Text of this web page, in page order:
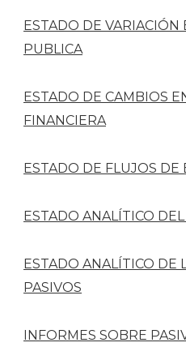
ESTADO DE VARIACIÓN
PUBLICA
ESTADO DE CAMBIOS
FINANCIERA
ESTADO DE FLUJOS DE
ESTADO ANALÍTICO
ESTADO ANALÍTICO DE
PASIVOS
INFORMES SOBRE